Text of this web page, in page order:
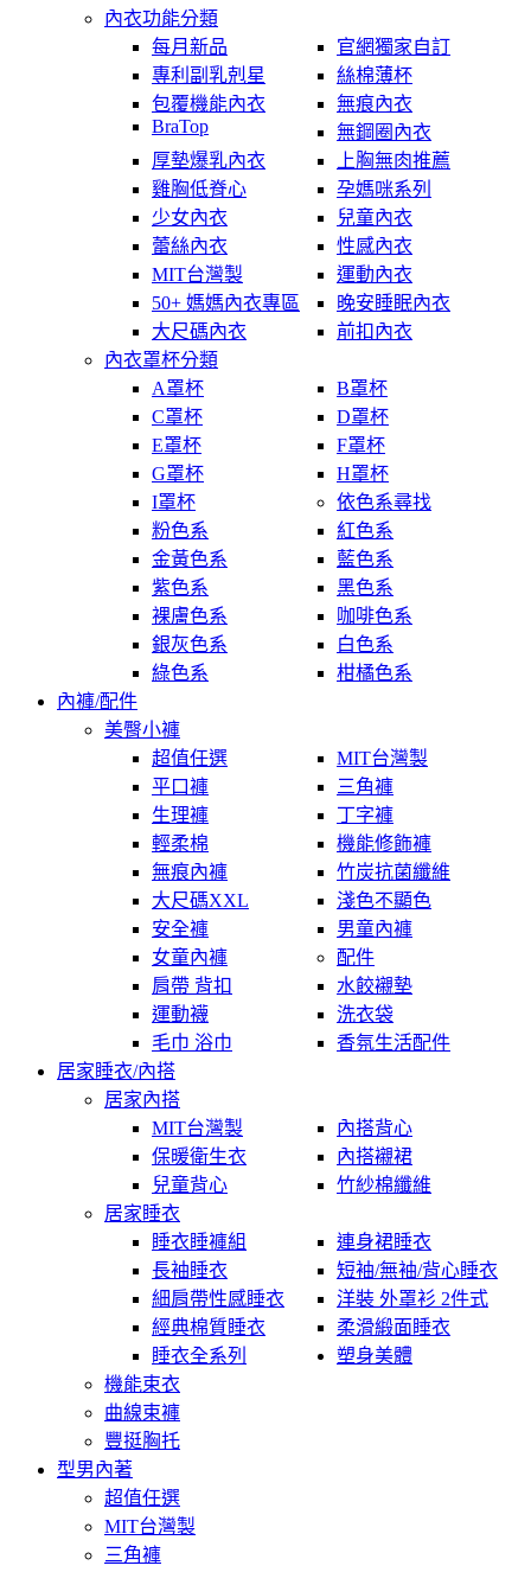
內衣功能分類
每月新品
官網獨家自訂
專利副乳剋星
絲棉薄杯
包覆機能內衣
無痕內衣
BraTop
無鋼圈內衣
厚墊爆乳內衣
上胸無肉推薦
雞胸低脊心
孕媽咪系列
少女內衣
兒童內衣
蕾絲內衣
性感內衣
MIT台灣製
運動內衣
50+ 媽媽內衣專區
晚安睡眠內衣
大尺碼內衣
前扣內衣
內衣罩杯分類
A罩杯
B罩杯
C罩杯
D罩杯
E罩杯
F罩杯
G罩杯
H罩杯
I罩杯
依色系尋找
粉色系
紅色系
金黃色系
藍色系
紫色系
黑色系
裸膚色系
咖啡色系
銀灰色系
白色系
綠色系
柑橘色系
內褲/配件
美臀小褲
超值任選
MIT台灣製
平口褲
三角褲
生理褲
丁字褲
輕柔棉
機能修飾褲
無痕內褲
竹炭抗菌纖維
大尺碼XXL
淺色不顯色
安全褲
男童內褲
女童內褲
配件
肩帶 背扣
水餃襯墊
運動襪
洗衣袋
毛巾 浴巾
香氛生活配件
居家睡衣/內搭
居家內搭
MIT台灣製
內搭背心
保暖衛生衣
內搭襯裙
兒童背心
竹紗棉纖維
居家睡衣
睡衣睡褲組
連身裙睡衣
長袖睡衣
短袖/無袖/背心睡衣
細肩帶性感睡衣
洋裝 外罩衫 2件式
經典棉質睡衣
柔滑緞面睡衣
睡衣全系列
塑身美體
機能束衣
曲線束褲
豐挺胸托
型男內著
超值任選
MIT台灣製
三角褲